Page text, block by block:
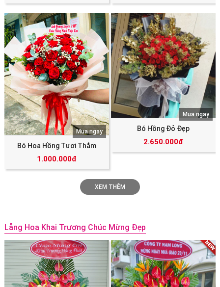
Bó Hoa Hồng Tươi Thắm
1.000.000đ
Mua ngay Bó Hồng Đỏ Đẹp
2.650.000đ
Mua ngay
XEM THÊM
Lẵng Hoa Khai Trương Chúc Mừng Đẹp